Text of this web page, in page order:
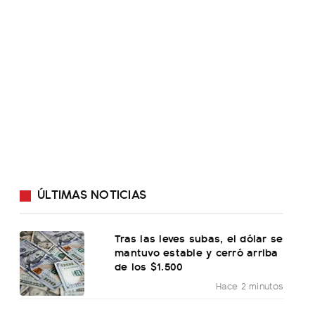
ÚLTIMAS NOTICIAS
Tras las leves subas, el dólar se
mantuvo estable y cerró arriba
de los $1.500
Hace 2 minutos